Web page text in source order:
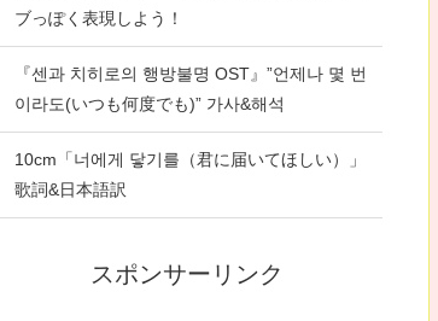
ブっぽく表現しよう！
『센과 치히로의 행방불명 OST』”언제나 몇 번
이라도(いつも何度でも)” 가사&해석
10cm「너에게 닿기를（君に届いてほしい）」
歌詞&日本語訳
スポンサーリンク